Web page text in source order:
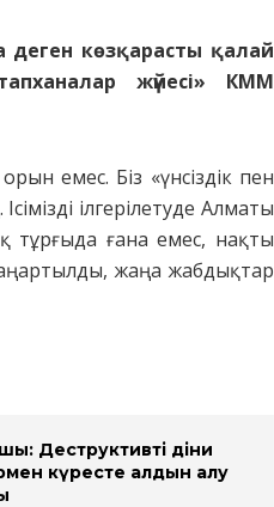
деген көзқарасты қалай
жүйесі» КММ
емес. Біз «үнсіздік пен
ілгерілетуде Алматы
тұрғыда ғана емес, нақты
жаңа жабдық­тар
Деструктивті діни
күресте алдын алу